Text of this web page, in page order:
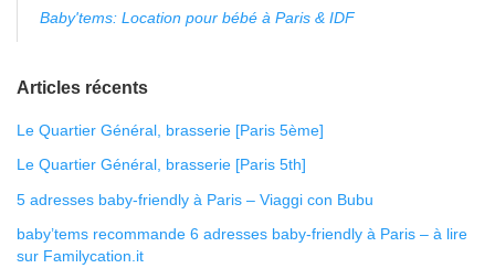
Baby'tems: Location pour bébé à Paris & IDF
Articles récents
Le Quartier Général, brasserie [Paris 5ème]
Le Quartier Général, brasserie [Paris 5th]
5 adresses baby-friendly à Paris – Viaggi con Bubu
baby’tems recommande 6 adresses baby-friendly à Paris – à lire
sur Familycation.it